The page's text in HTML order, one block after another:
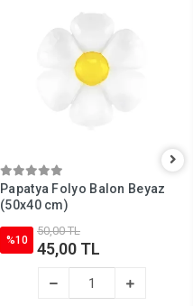
Papatya Folyo Balon Beyaz
(50x40 cm)
%10
50,00 TL
45,00 TL